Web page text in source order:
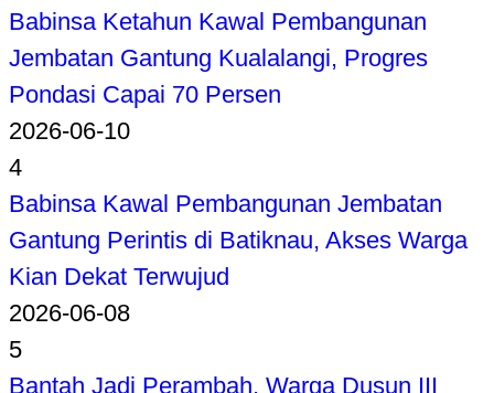
Babinsa Ketahun Kawal Pembangunan
Jembatan Gantung Kualalangi, Progres
Pondasi Capai 70 Persen
2026-06-10
4
Babinsa Kawal Pembangunan Jembatan
Gantung Perintis di Batiknau, Akses Warga
Kian Dekat Terwujud
2026-06-08
5
Bantah Jadi Perambah, Warga Dusun III